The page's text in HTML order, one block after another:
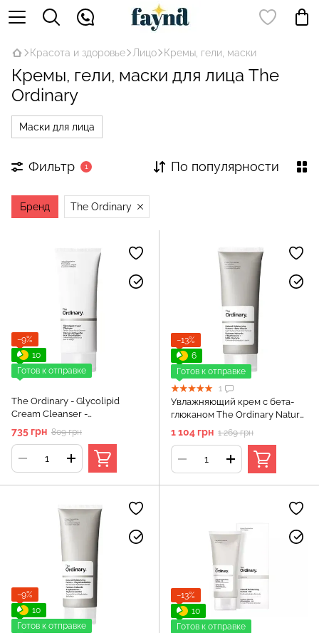
Красота и здоровье Лицо Кремы, гели, маски
Кремы, гели, маски для лица The
Ordinary
Маски для лица
Фильтр 1 По популярности
Бренд The Ordinary
−9%
10
Готов к отправке
The Ordinary - Glycolipid
Cream Cleanser -
Гликолипидный крем для
умывания - 150 мл
735 грн 809 грн
−13%
6
Готов к отправке
1
Увлажняющий крем с бета-
глюканом The Ordinary Natural
Moisturizing Factors + Beta
Glucan, 100 мл
1 104 грн 1 269 грн
−9%
10
Готов к отправке
−13%
10
Готов к отправке